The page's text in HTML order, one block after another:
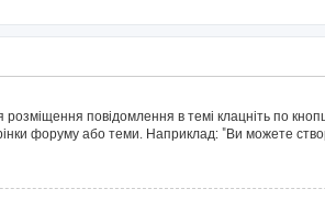
повідомлення в темі клацніть по
форуму або теми. Наприклад: "Ви можете